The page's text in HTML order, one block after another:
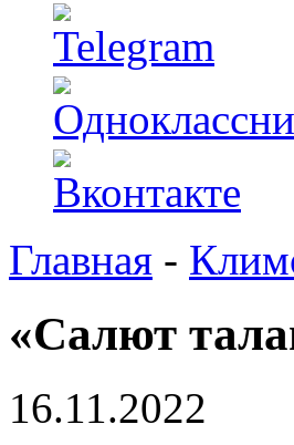
Главная -
«Салют
16.11.2022